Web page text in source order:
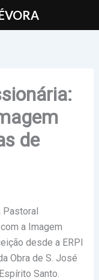
de
Pastoral
a Imagem
desde a ERPI
Obra de S. José
Santo.